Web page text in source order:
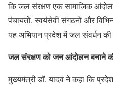
कि जल संरक्षण एक सामाजिक
पंचायतों, स्वयंसेवी संगठनों और
यह अभियान प्रदेश में जल संवर्धन की
जल संरक्षण को जन आंदोलन बनाने
मुख्यमंत्री डॉ. यादव ने कहा कि